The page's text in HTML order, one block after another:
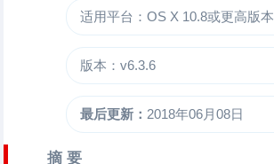
适用平台：OS X 10.8或更高版本
版本：v6.3.6
最后更新： 2018年06月08日
摘 要